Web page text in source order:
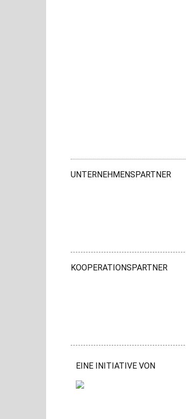
UNTERNEHMENSPARTNER
KOOPERATIONSPARTNER
EINE INITIATIVE VON